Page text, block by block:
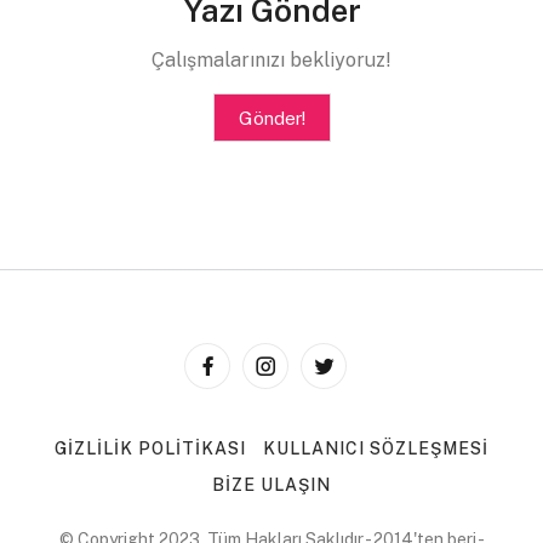
doldurmaya karar verdim. Adıma umudun sesi diyenler
oldu. Tanrının ışığı diyenler oldu. Evrenin kudreti
dedi.
Ona kendi soluk gülüşüyle kibarca gülümsedim.
Teşekkür ederim ama sana ihtiyacım yok. Ölmekten
korkmuyorum.
Yazı Gönder
Çalışmalarınızı bekliyoruz!
Gönder!
GIZLILIK POLITIKASI
KULLANICI SÖZLEŞMESI
BIZE ULAŞIN